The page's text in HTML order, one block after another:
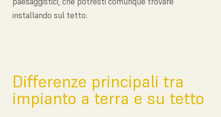
installando sul tetto.
Differenze principali tra
impianto a terra e su tetto